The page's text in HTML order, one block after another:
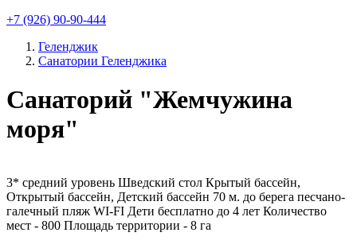
+7 (926) 90-90-444
Геленджик
Санатории Геленджика
Санаторий "Жемчужина
моря"
3* средний уровень Шведский стол Крытый бассейн,
Открытый бассейн, Детский бассейн 70 м. до берега песчано-
галечный пляж WI-FI Дети бесплатно до 4 лет Количество
мест - 800 Площадь территории - 8 га